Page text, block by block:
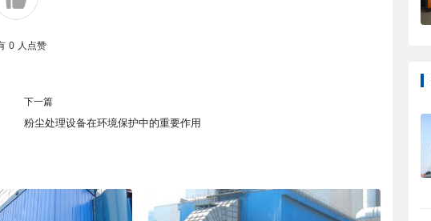
0 人点赞
下一篇
粉尘处理设备在环境保护中的重要作用